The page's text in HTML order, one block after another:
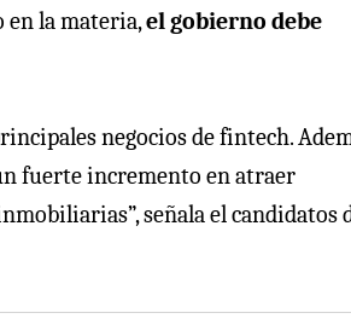
en la materia,el gobierno debe
negocios de fintech.
fuerte incremento en atraer
señala el candidatos